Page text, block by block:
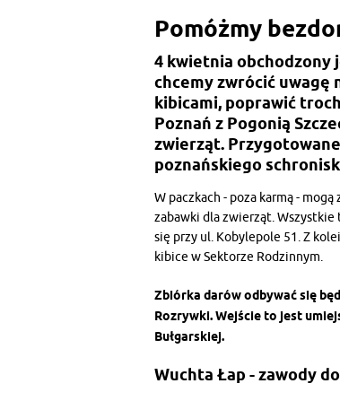
Pomóżmy
4 kwietnia obchodzony
chcemy zwrócić uwagę
kibicami, poprawić
Poznań z Pogonią
zwierząt.
poznańskiego
W paczkach - poza karmą -
zabawki dla zwierząt. Wszystkie
się przy ul. Kobylepole 51. Z
kibice w Sektorze Rodzinnym.
Zbiórka darów odbywać się
Rozrywki. Wejście to jest
Bułgarskiej.
Wuchta Łap - zawody